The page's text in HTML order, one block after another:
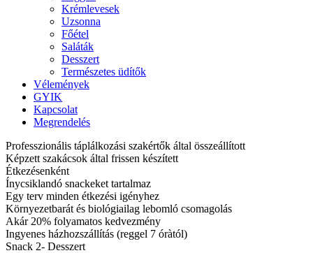
Krémlevesek
Uzsonna
Főétel
Saláták
Desszert
Természetes üdítők
Vélemények
GYIK
Kapcsolat
Megrendelés
Professzionális táplálkozási szakértők által összeállított
Képzett szakácsok által frissen készített
Étkezésenként
Ínycsiklandó snackeket tartalmaz
Egy terv minden étkezési igényhez
Környezetbarát és biológiailag lebomló csomagolás
Akár 20% folyamatos kedvezmény
Ingyenes házhozszállítás (reggel 7 óràtól)
Snack 2- Desszert